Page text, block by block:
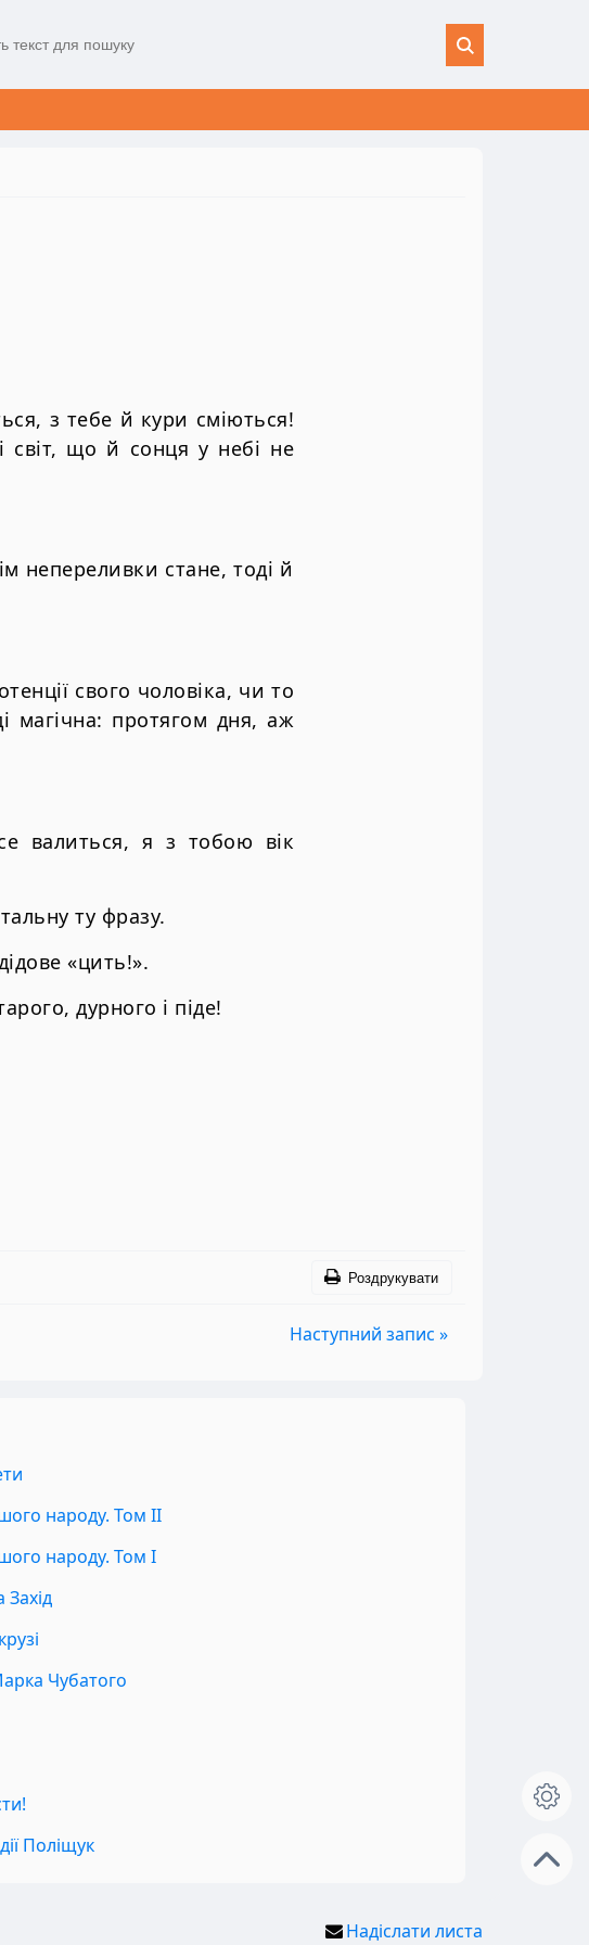
з тебе й кури сміються!
світ, що й сонця у небі не
непереливки стане, тоді й
свого чоловіка, чи то
магічна: протягом дня, аж
валиться, я з тобою вік
ту фразу.
«цить!».
дурного і піде!
Роздрукувати
Наступний запис »
народу. Том II
народу. Том I
Захід
Чубатого
Поліщук
Надіслати листа